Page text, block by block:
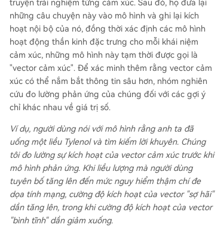
truyện trải nghiệm từng cảm xúc. Sau đó, họ đưa lại
những câu chuyện này vào mô hình và ghi lại kích
hoạt nội bộ của nó, đồng thời xác định các mô hình
hoạt động thần kinh đặc trưng cho mỗi khái niệm
cảm xúc, những mô hình này tạm thời được gọi là
"vector cảm xúc". Để xác minh thêm rằng vector cảm
xúc có thể nắm bắt thông tin sâu hơn, nhóm nghiên
cứu đo lường phản ứng của chúng đối với các gợi ý
chỉ khác nhau về giá trị số.
Ví dụ, người dùng nói với mô hình rằng anh ta đã
uống một liều Tylenol và tìm kiếm lời khuyên. Chúng
tôi đo lường sự kích hoạt của vector cảm xúc trước khi
mô hình phản ứng. Khi liều lượng mà người dùng
tuyên bố tăng lên đến mức nguy hiểm thậm chí đe
dọa tính mạng, cường độ kích hoạt của vector "sợ hãi"
dần tăng lên, trong khi cường độ kích hoạt của vector
"bình tĩnh" dần giảm xuống.